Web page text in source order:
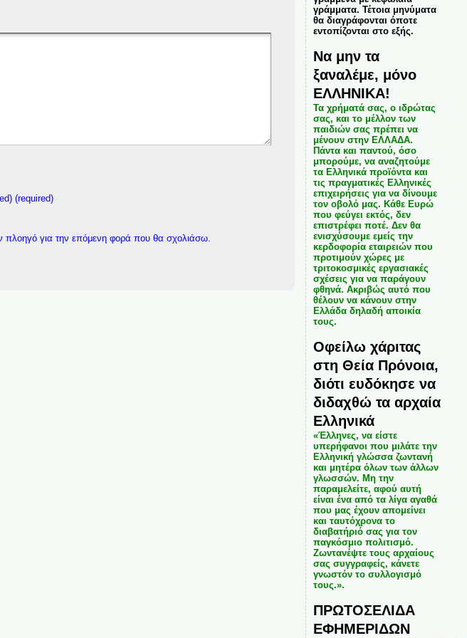
(required)
πλοηγό για την επόμενη φορά που θα σχολιάσω.
γράμματα. Τέτοια μηνύματα
θα διαγράφονται όποτε
εντοπίζονται στο εξής.
Να μην τα
ξαναλέμε, μόνο
ΕΛΛΗΝΙΚΑ!
Τα χρήματά σας, ο ιδρώτας
σας, και το μέλλον των
παιδιών σας πρέπει να
μένουν στην ΕΛΛΑΔΑ.
Πάντα και παντού, όσο
μπορούμε, να αναζητούμε
τα Ελληνικά προϊόντα και
τις πραγματικές Ελληνικές
επιχειρήσεις για να δίνουμε
τον οβολό μας. Κάθε Ευρώ
που φεύγει εκτός, δεν
επιστρέφει ποτέ. Δεν θα
ενισχύσουμε εμείς την
κερδοφορία εταιρειών που
προτιμούν χώρες με
τριτοκοσμικές εργασιακές
σχέσεις για να παράγουν
φθηνά. Ακριβώς αυτό που
θέλουν να κάνουν στην
Ελλάδα δηλαδή αποικία
τους.
Οφείλω χάριτας
στη Θεία Πρόνοια,
διότι ευδόκησε να
διδαχθώ τα αρχαία
Ελληνικά
«Έλληνες, να είστε
υπερήφανοι που μιλάτε την
Ελληνική γλώσσα ζωντανή
και μητέρα όλων των άλλων
γλωσσών. Μη την
παραμελείτε, αφού αυτή
είναι ένα από τα λίγα αγαθά
που μας έχουν απομείνει
και ταυτόχρονα το
διαβατήριό σας για τον
παγκόσμιο πολιτισμό.
Ζωντανέψτε τους αρχαίους
σας συγγραφείς, κάνετε
γνωστόν το συλλογισμό
τους.».
ΠΡΩΤΟΣΕΛΙΔΑ
ΕΦΗΜΕΡΙΔΩΝ